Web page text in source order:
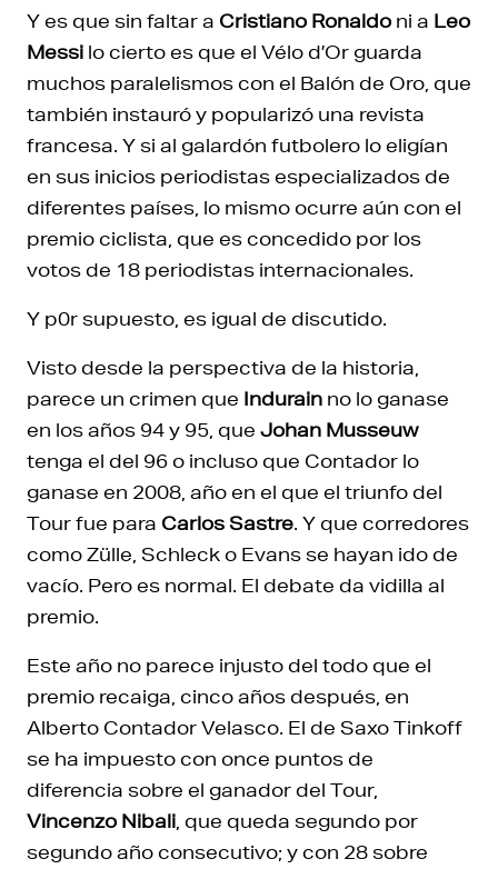
Y es que sin faltar a Cristiano Ronaldo ni a Leo
Messi lo cierto es que el Vélo d’Or guarda
muchos paralelismos con el Balón de Oro, que
también instauró y popularizó una revista
francesa. Y si al galardón futbolero lo eligían
en sus inicios periodistas especializados de
diferentes países, lo mismo ocurre aún con el
premio ciclista, que es concedido por los
votos de 18 periodistas internacionales.
Y p0r supuesto, es igual de discutido.
Visto desde la perspectiva de la historia,
parece un crimen que Indurain no lo ganase
en los años 94 y 95, que Johan Musseuw
tenga el del 96 o incluso que Contador lo
ganase en 2008, año en el que el triunfo del
Tour fue para Carlos Sastre. Y que corredores
como Zülle, Schleck o Evans se hayan ido de
vacío. Pero es normal. El debate da vidilla al
premio.
Este año no parece injusto del todo que el
premio recaiga, cinco años después, en
Alberto Contador Velasco. El de Saxo Tinkoff
se ha impuesto con once puntos de
diferencia sobre el ganador del Tour,
Vincenzo Nibali, que queda segundo por
segundo año consecutivo; y con 28 sobre